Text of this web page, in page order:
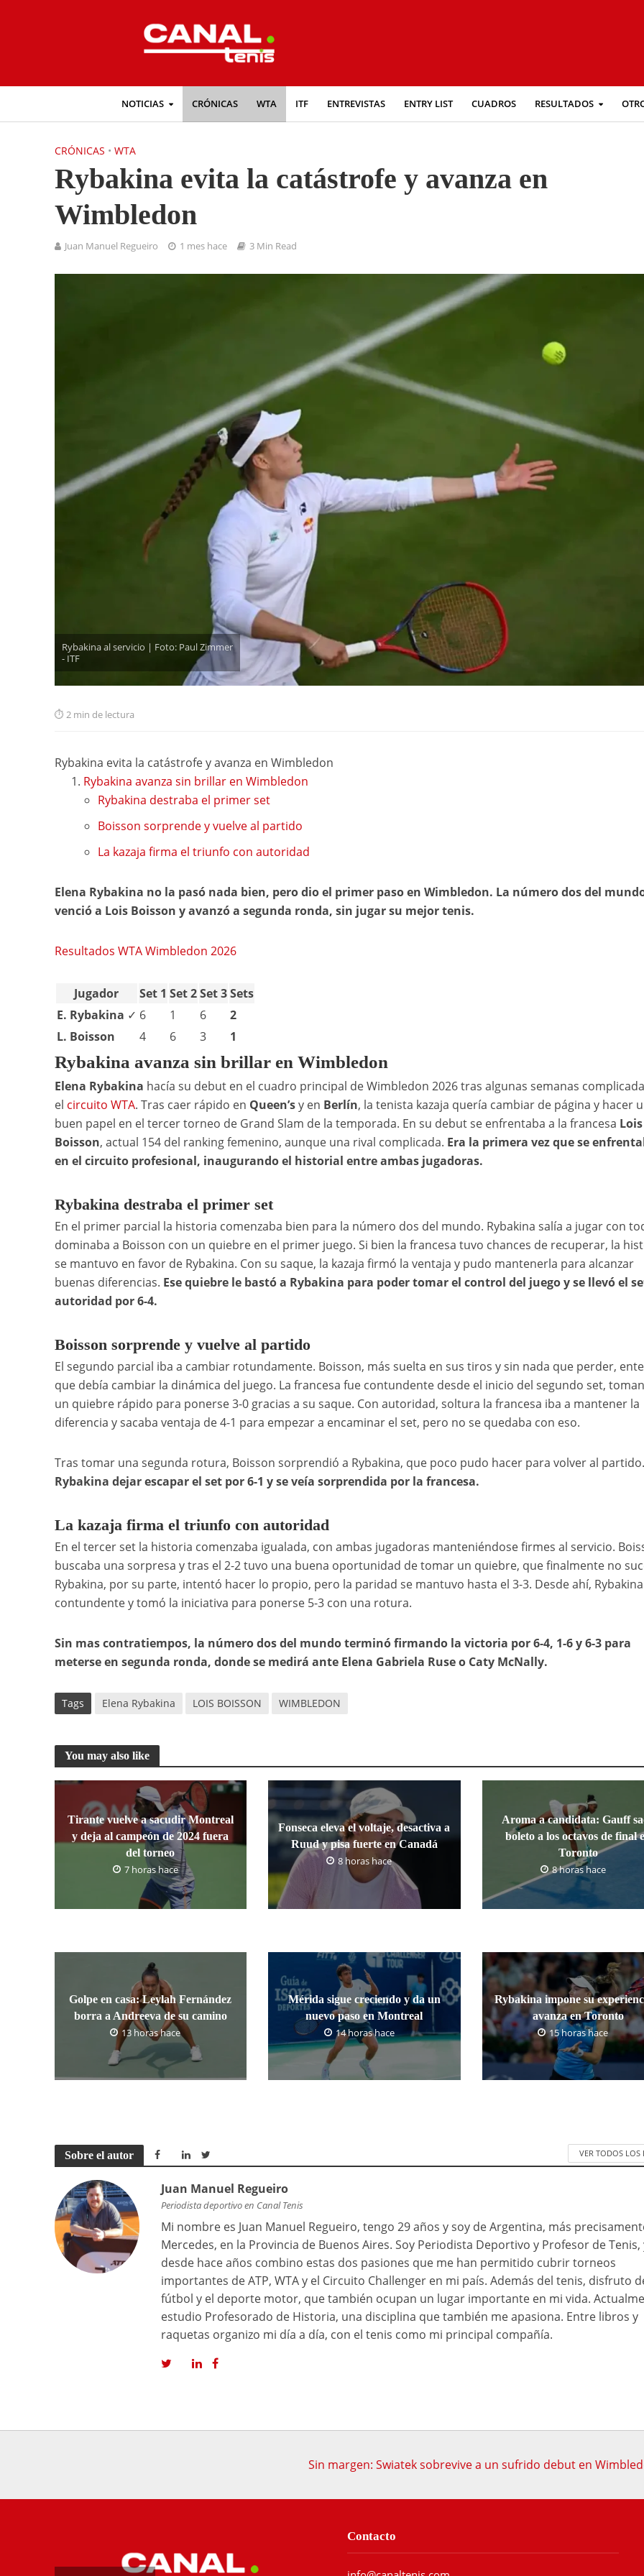
NOTICIAS CRÓNICAS WTA ITF ENTREVISTAS ENTRY LIST CUADROS RESULTADOS
CRÓNICAS • WTA
Rybakina evita la catástrofe y avanza en
Wimbledon
Juan Manuel Regueiro 1 mes hace 3 Min Read
Rybakina al servicio | Foto: Paul Zimmer
- ITF
2 min de lectura
Rybakina evita la catástrofe y avanza en Wimbledon
Rybakina avanza sin brillar en Wimbledon
Rybakina destraba el primer set
Boisson sorprende y vuelve al partido
La kazaja firma el triunfo con autoridad
Elena Rybakina no la pasó nada bien, pero dio el primer paso en Wimbledon. La número dos del
venció a Lois Boisson y avanzó a segunda ronda, sin jugar su mejor tenis.
Resultados WTA Wimbledon 2026
Jugador Set 1 Set 2 Set 3 Sets
E. Rybakina ✓ 6 1 6
2
L. Boisson
4 6 3 1
Rybakina avanza sin brillar en Wimbledon
Elena Rybakina hacía su debut en el cuadro principal de Wimbledon 2026 tras algunas semanas
el circuito WTA. Tras caer rápido en Queen’sy en Berlín, la tenista kazaja quería cambiar de página y hacer
buen papel en el tercer torneo de Grand Slam de la temporada. En su debut se enfrentaba a la francesa Lois
Boisson, actual 154 del ranking femenino, aunque una rival complicada. Era la primera vez que se
en el circuito profesional, inaugurando el historial entre ambas jugadoras.
Rybakina destraba el primer set
En el primer parcial la historia comenzaba bien para la número dos del mundo. Rybakina salía a jugar con
dominaba a Boisson con un quiebre en el primer juego. Si bien la francesa tuvo chances de recuperar, la
se mantuvo en favor de Rybakina. Con su saque, la kazaja firmó la ventaja y pudo mantenerla para alcanzar
buenas diferencias. Ese quiebre le bastó a Rybakina para poder tomar el control del juego y se llevó el
autoridad por 6-4.
Boisson sorprende y vuelve al partido
El segundo parcial iba a cambiar rotundamente. Boisson, más suelta en sus tiros y sin nada que perder,
que debía cambiar la dinámica del juego. La francesa fue contundente desde el inicio del segundo set,
un quiebre rápido para ponerse 3-0 gracias a su saque. Con autoridad, soltura la francesa iba a mantener la
diferencia y sacaba ventaja de 4-1 para empezar a encaminar el set, pero no se quedaba con eso.
Tras tomar una segunda rotura, Boisson sorprendió a Rybakina, que poco pudo hacer para volver al partido.
Rybakina dejar escapar el set por 6-1 y se veía sorprendida por la francesa.
La kazaja firma el triunfo con autoridad
En el tercer set la historia comenzaba igualada, con ambas jugadoras manteniéndose firmes al servicio.
buscaba una sorpresa y tras el 2-2 tuvo una buena oportunidad de tomar un quiebre, que finalmente no
Rybakina, por su parte, intentó hacer lo propio, pero la paridad se mantuvo hasta el 3-3. Desde ahí,
contundente y tomó la iniciativa para ponerse 5-3 con una rotura.
Sin mas contratiempos, la número dos del mundo terminó firmando la victoria por 6-4, 1-6 y 6-3 para
meterse en segunda ronda, donde se medirá ante Elena Gabriela Ruse o Caty McNally.
Tags Elena Rybakina LOIS BOISSON WIMBLEDON
You may also like
Tirante vuelve a sacudir Montreal
y deja al campeón de 2024 fuera
del torneo
7 horas hace
Fonseca eleva el voltaje, desactiva a
Ruud y pisa fuerte en Canadá
8 horas hace
Aroma a candidata: Gauff
boleto a los octavos de final
Toronto
8 horas hace
Golpe en casa: Leylah Fernández
borra a Andreeva de su camino
13 horas hace
Mérida sigue creciendo y da un
nuevo paso en Montreal
14 horas hace
Rybakina impone su
avanza en Toronto
15 horas hace
Sobre el autor VER TODOS LOS
Juan Manuel Regueiro
Periodista deportivo en Canal Tenis
Mi nombre es Juan Manuel Regueiro, tengo 29 años y soy de Argentina, más
Mercedes, en la Provincia de Buenos Aires. Soy Periodista Deportivo y Profesor de Tenis,
desde hace años combino estas dos pasiones que me han permitido cubrir torneos
importantes de ATP, WTA y el Circuito Challenger en mi país. Además del tenis, disfruto
fútbol y el deporte motor, que también ocupan un lugar importante en mi vida.
estudio Profesorado de Historia, una disciplina que también me apasiona. Entre libros y
raquetas organizo mi día a día, con el tenis como mi principal compañía.
Sin margen: Swiatek sobrevive a un sufrido debut en
Contacto